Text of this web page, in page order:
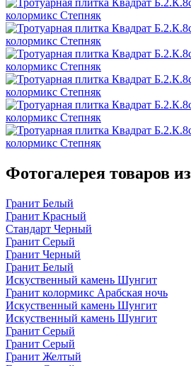
Фотогалерея товаров
Гранит Белый
Гранит Красный
Стандарт Черный
Гранит Серый
Гранит Черный
Гранит Белый
Искуственный камень Шунгит
Гранит колормикс Арабская ночь
Искуственный камень Шунгит
Искуственный камень Шунгит
Гранит Серый
Гранит Серый
Гранит Желтый